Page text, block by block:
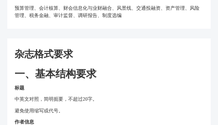
预算管理、会计核算、财会信息化与业财融合、风景线、交通投融资、资产管理、风险
管理、税务金融、审计监督、调研报告、制度选编
杂志格式要求
一、基本结构要求
标题
中英文对照，简明扼要，不超过20字。
避免使用缩写或代号。
作者信息